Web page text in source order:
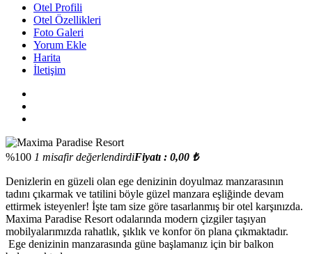
Otel Profili
Otel Özellikleri
Foto Galeri
Yorum Ekle
Harita
İletişim
%100 1 misafir değerlendirdiFiyatı : 0,00 ₺
Denizlerin en güzeli olan ege denizinin doyulmaz manzarasının
tadını çıkarmak ve tatilini böyle güzel manzara eşliğinde devam
ettirmek isteyenler! İşte tam size göre tasarlanmış bir otel karşınızda.
Maxima Paradise Resort odalarında modern çizgiler taşıyan
mobilyalarımızda rahatlık, şıklık ve konfor ön plana çıkmaktadır.
Ege denizinin manzarasında güne başlamanız için bir balkon